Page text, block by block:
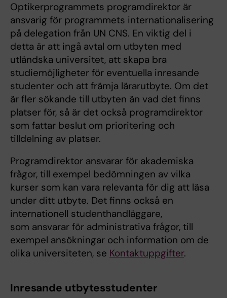
Optikerprogrammets programdirektor är
ansvarig för programmets internationalisering
på delegation från UN CNS. En viktig del i
detta är att ingå avtal om utbyten med
utländska universitet, att skapa bra
studiemöjligheter för eventuella inresande
studenter och att främja lärarutbyte. Om det
är fler sökande till utbyten än vad det finns
platser för, så är det också programdirektor
som fattar beslut om prioritering och
tilldelning av platser.
Programdirektor ansvarar för akademiska
frågor, till exempel bedömningen av vilka
kurser som kan vara relevanta för dig att läsa
under ditt utbyte. Det finns också en
internationell studenthandläggare,
som ansvarar för administrativa frågor, till
exempel ansökningar och information om de
olika universiteten, se Kontaktuppgifter.
Inresande utbytesstudenter